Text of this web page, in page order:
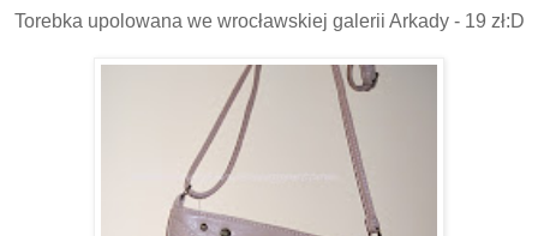
Torebka upolowana we wrocławskiej galerii Arkady - 19 zł:D